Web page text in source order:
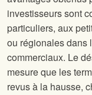
investisseurs sont
particuliers, aux
ou régionales dans
commerciaux. Le
mesure que les
revus à la hausse,